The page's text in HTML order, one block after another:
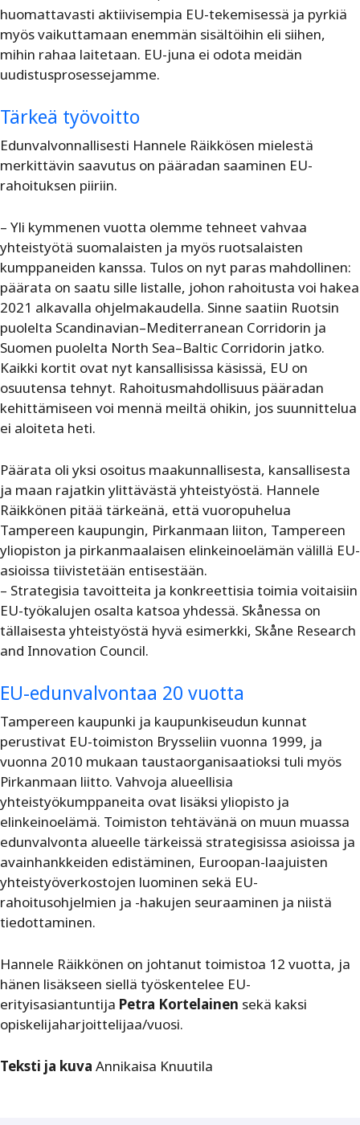
huomattavasti aktiivisempia EU-tekemisessä ja pyrkiä
myös vaikuttamaan enemmän sisältöihin eli siihen,
mihin rahaa laitetaan. EU-juna ei odota meidän
uudistusprosessejamme.
Tärkeä työvoitto
Edunvalvonnallisesti Hannele Räikkösen mielestä
merkittävin saavutus on pääradan saaminen EU-
rahoituksen piiriin.
– Yli kymmenen vuotta olemme tehneet vahvaa
yhteistyötä suomalaisten ja myös ruotsalaisten
kumppaneiden kanssa. Tulos on nyt paras mahdollinen:
päärata on saatu sille listalle, johon rahoitusta voi hakea
2021 alkavalla ohjelmakaudella. Sinne saatiin Ruotsin
puolelta Scandinavian–Mediterranean Corridorin ja
Suomen puolelta North Sea–Baltic Corridorin jatko.
Kaikki kortit ovat nyt kansallisissa käsissä, EU on
osuutensa tehnyt. Rahoitusmahdollisuus pääradan
kehittämiseen voi mennä meiltä ohikin, jos suunnittelua
ei aloiteta heti.
Päärata oli yksi osoitus maakunnallisesta, kansallisesta
ja maan rajatkin ylittävästä yhteistyöstä. Hannele
Räikkönen pitää tärkeänä, että vuoropuhelua
Tampereen kaupungin, Pirkanmaan liiton, Tampereen
yliopiston ja pirkanmaalaisen elinkeinoelämän välillä EU-
asioissa tiivistetään entisestään.
– Strategisia tavoitteita ja konkreettisia toimia voitaisiin
EU-työkalujen osalta katsoa yhdessä. Skånessa on
tällaisesta yhteistyöstä hyvä esimerkki, Skåne Research
and Innovation Council.
EU-edunvalvontaa 20 vuotta
Tampereen kaupunki ja kaupunkiseudun kunnat
perustivat EU-toimiston Brysseliin vuonna 1999, ja
vuonna 2010 mukaan taustaorganisaatioksi tuli myös
Pirkanmaan liitto. Vahvoja alueellisia
yhteistyökumppaneita ovat lisäksi yliopisto ja
elinkeinoelämä. Toimiston tehtävänä on muun muassa
edunvalvonta alueelle tärkeissä strategisissa asioissa ja
avainhankkeiden edistäminen, Euroopan-laajuisten
yhteistyöverkostojen luominen sekä EU-
rahoitusohjelmien ja -hakujen seuraaminen ja niistä
tiedottaminen.
Hannele Räikkönen on johtanut toimistoa 12 vuotta, ja
hänen lisäkseen siellä työskentelee EU-
erityisasiantuntija Petra Kortelainen sekä kaksi
opiskelijaharjoittelijaa/vuosi.
Teksti ja kuva Annikaisa Knuutila